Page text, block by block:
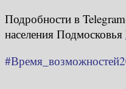
Подробности в
населения Подмосковья